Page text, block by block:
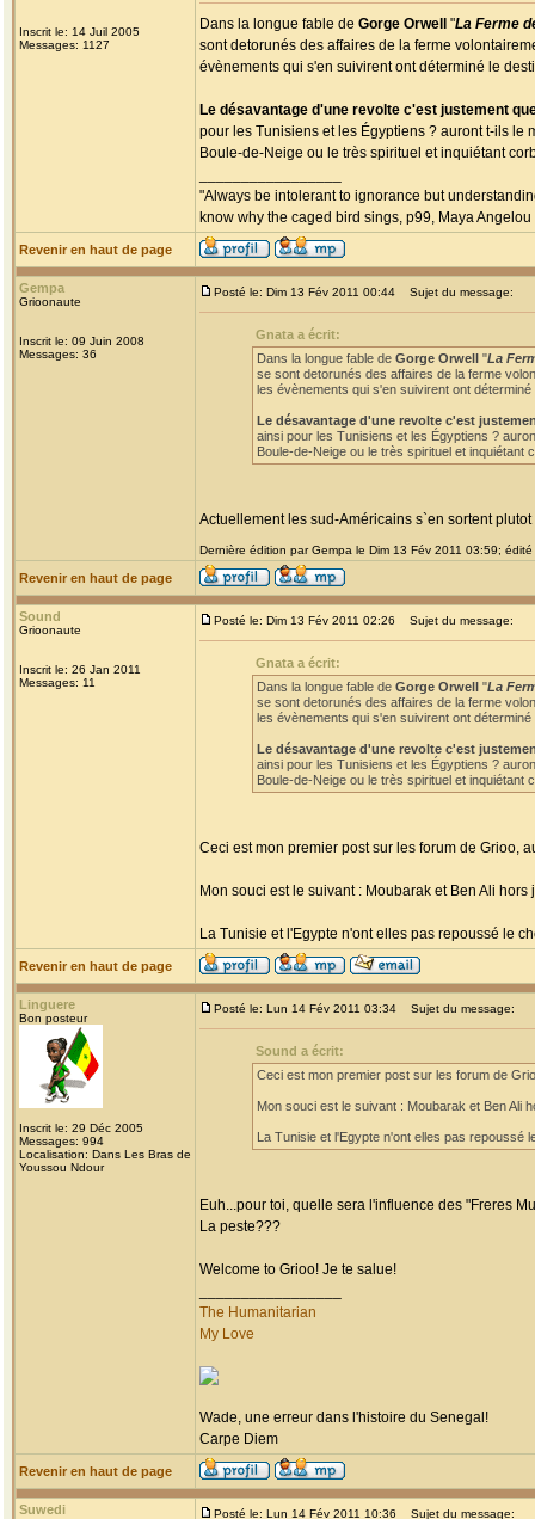
Inscrit le: 14 Juil 2005
Messages: 1127
Dans la longue fable de Gorge Orwell "La Ferme
sont detorunés des affaires de la ferme
évènements qui s'en suivirent ont déterminé le
Le désavantage d'une revolte c'est justement
pour les Tunisiens et les Égyptiens ? auront t-ils
Boule-de-Neige ou le très spirituel et inquiétant
"Always be intolerant to ignorance but
know why the caged bird sings, p99, Maya Angelou
Revenir en haut de page
Gempa
Grioonaute
Inscrit le: 09 Juin 2008
Messages: 36
Posté le: Dim 13 Fév 2011 00:44 Sujet du message:
Gnata a écrit:
Dans la longue fable de Gorge Orwell "La
se sont detorunés des affaires de la ferme
les évènements qui s'en suivirent ont
Le désavantage d'une revolte c'est
ainsi pour les Tunisiens et les Égyptiens ?
Boule-de-Neige ou le très spirituel et
Actuellement les sud-Américains s`en sortent
Dernière édition par Gempa le Dim 13 Fév 2011 03:59;
Revenir en haut de page
Sound
Grioonaute
Inscrit le: 26 Jan 2011
Messages: 11
Posté le: Dim 13 Fév 2011 02:26 Sujet du message:
Gnata a écrit:
Dans la longue fable de Gorge Orwell "La
se sont detorunés des affaires de la ferme
les évènements qui s'en suivirent ont
Le désavantage d'une revolte c'est
ainsi pour les Tunisiens et les Égyptiens ?
Boule-de-Neige ou le très spirituel et
Ceci est mon premier post sur les forum de Grioo,
Mon souci est le suivant : Moubarak et Ben Ali
La Tunisie et l'Egypte n'ont elles pas repoussé le
Revenir en haut de page
Linguere
Bon posteur
Inscrit le: 29 Déc 2005
Messages: 994
Localisation: Dans Les Bras de
Youssou Ndour
Posté le: Lun 14 Fév 2011 03:34 Sujet du message:
Sound a écrit:
Ceci est mon premier post sur les forum de
Mon souci est le suivant : Moubarak et Ben Ali
La Tunisie et l'Egypte n'ont elles pas repoussé
Euh...pour toi, quelle sera l'influence des "Freres
La peste???
Welcome to Grioo! Je te salue!
The Humanitarian
My Love
Wade, une erreur dans l'histoire du Senegal!
Carpe Diem
Revenir en haut de page
Suwedi Posté le: Lun 14 Fév 2011 10:36 Sujet du message: